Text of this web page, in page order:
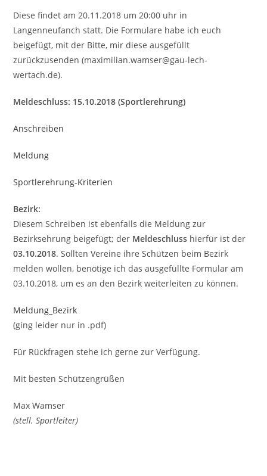
Diese findet am 20.11.2018 um 20:00 uhr in
Langenneufanch statt. Die Formulare habe ich euch
beigefügt, mit der Bitte, mir diese ausgefüllt
zurückzusenden (maximilian.wamser@gau-lech-
wertach.de).
Meldeschluss: 15.10.2018 (Sportlerehrung)
Anschreiben
Meldung
Sportlerehrung-Kriterien
Bezirk:
Diesem Schreiben ist ebenfalls die Meldung zur
Bezirksehrung beigefügt; der Meldeschluss hierfür ist der
03.10.2018. Sollten Vereine ihre Schützen beim Bezirk
melden wollen, benötige ich das ausgefüllte Formular am
03.10.2018, um es an den Bezirk weiterleiten zu können.
Meldung_Bezirk
(ging leider nur in .pdf)
Für Rückfragen stehe ich gerne zur Verfügung.
Mit besten Schützengrüßen
Max Wamser
(stell. Sportleiter)